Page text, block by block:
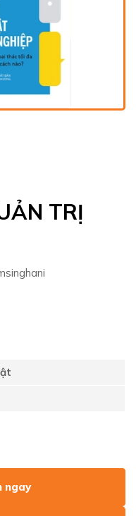
TRỊ
ngay